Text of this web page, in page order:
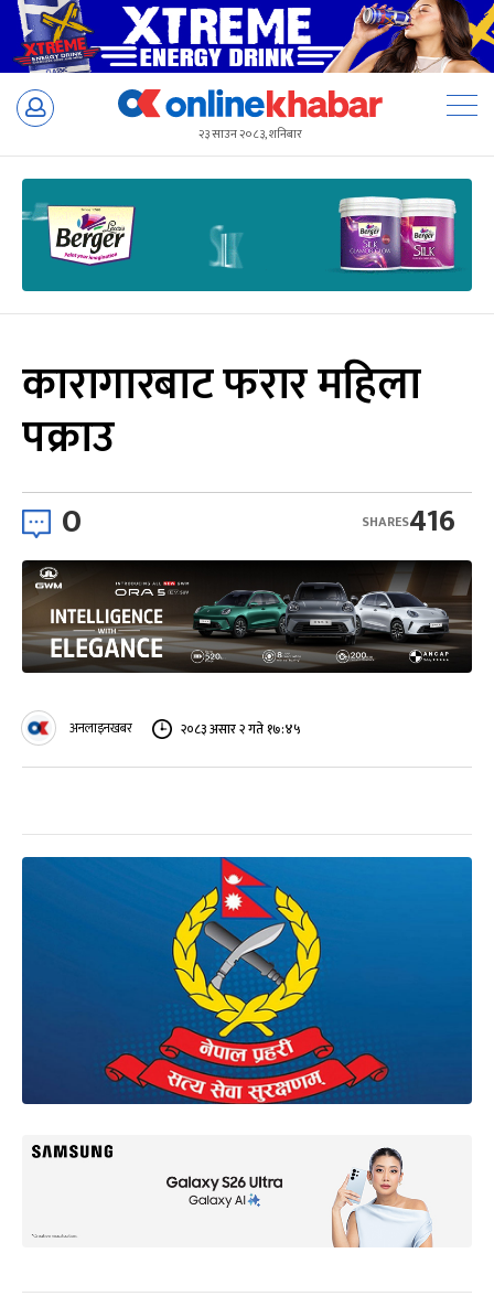
Skip
२३ साउन २०८३, शनिबार
कारागारबाट फरार महिला
पक्राउ
0 416
SHARES
अनलाइनखबर २०८३ असार २ गते १७:४५